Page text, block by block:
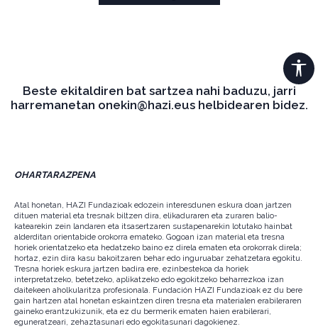
Beste ekitaldiren bat sartzea nahi baduzu, jarri
harremanetan onekin@hazi.eus helbidearen bidez.
OHARTARAZPENA
Atal honetan, HAZI Fundazioak edozein interesdunen eskura doan jartzen
dituen material eta tresnak biltzen dira, elikaduraren eta zuraren balio-
katearekin zein landaren eta itsasertzaren sustapenarekin lotutako hainbat
alderditan orientabide orokorra emateko. Gogoan izan material eta tresna
horiek orientatzeko eta hedatzeko baino ez direla ematen eta orokorrak direla;
hortaz, ezin dira kasu bakoitzaren behar edo inguruabar zehatzetara egokitu.
Tresna horiek eskura jartzen badira ere, ezinbestekoa da horiek
interpretatzeko, betetzeko, aplikatzeko edo egokitzeko beharrezkoa izan
daitekeen aholkularitza profesionala. Fundación HAZI Fundazioak ez du bere
gain hartzen atal honetan eskaintzen diren tresna eta materialen erabileraren
gaineko erantzukizunik, eta ez du bermerik ematen haien erabilerari,
eguneratzeari, zehaztasunari edo egokitasunari dagokienez.